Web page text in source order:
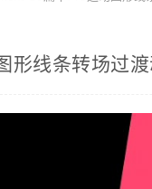
形线条转场过渡